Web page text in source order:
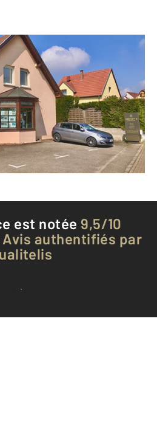
Kayser Immobilier
d'Obernai
- 67870
un message
à l'agence
est notée 9,5/10
Avis authentifiés par
les avis clients